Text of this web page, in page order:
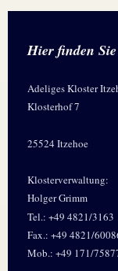
Hier finden
Adeliges Kloster
Klosterhof 7
25524 Itzehoe
Klosterverwaltung:
Holger Grimm
Tel.: +49 4821/3163
Fax.: +49 4821/
Mob.: +49 171/